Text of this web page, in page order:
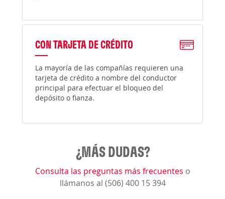
CON TARJETA DE CRÉDITO
La mayoría de las compañías requieren una
tarjeta de crédito a nombre del conductor
principal para efectuar el bloqueo del
depósito o fianza.
¿MÁS DUDAS?
Consulta las preguntas más frecuentes o
llámanos al (506) 400 15 394